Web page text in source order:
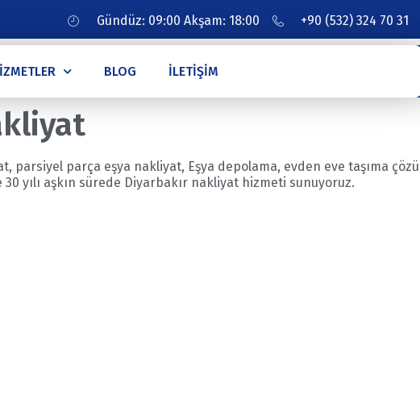
Gündüz: 09:00 Akşam: 18:00 +90 (532) 324 70 31
BLOG İLETIŞIM
parsiyel parça eşya nakliyat, Eşya depolama, evden eve taşıma
yılı aşkın sürede Diyarbakır nakliyat hizmeti sunuyoruz.